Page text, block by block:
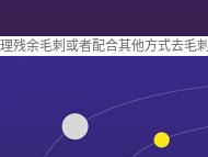
理残余毛刺或者配合其他方式去毛刺